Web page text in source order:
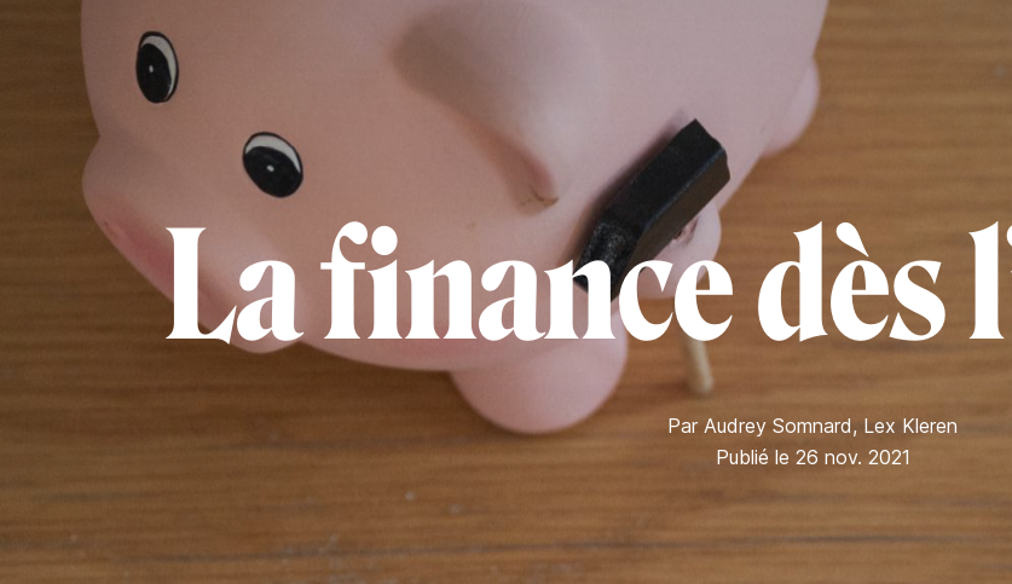
La finance dès
Par Audrey Somnard,Lex Kleren
Publié le 26 nov. 2021